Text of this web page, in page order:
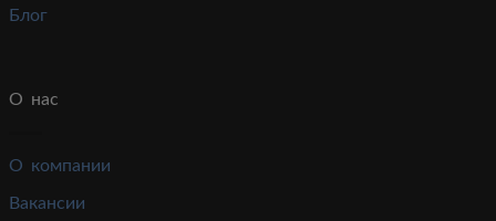
Блог
О нас
О компании
Вакансии